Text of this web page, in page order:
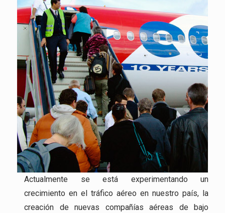
Actualmente se está experimentando un
crecimiento en el tráfico aéreo en nuestro país, la
creación de nuevas compañías aéreas de bajo